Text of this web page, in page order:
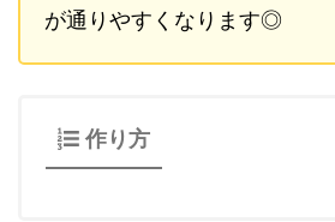
が通りやすくなります◎
作り方